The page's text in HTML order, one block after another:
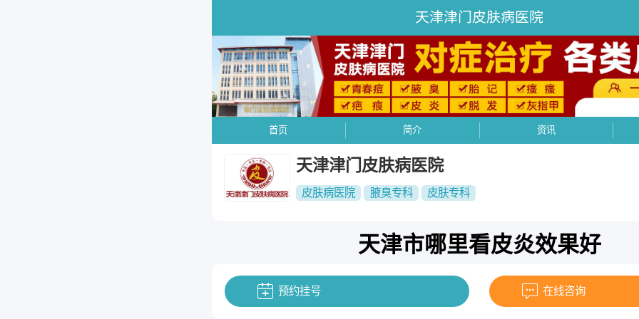
天津津门皮肤病医院
首页 简介 资讯
天津津门皮肤病医院
皮肤病医院 腋臭专科 皮肤专科
天津市哪里看皮炎效果好
预约挂号 在线咨询